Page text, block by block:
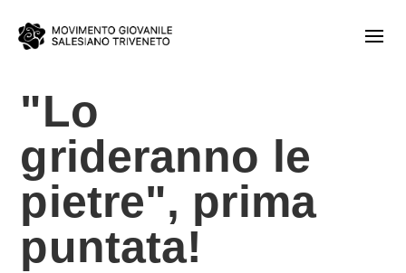
"Lo
grideranno le
pietre", prima
puntata!